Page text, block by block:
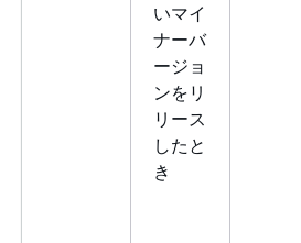
いマイ
ナーバ
ージョ
ンをリ
リース
したと
き